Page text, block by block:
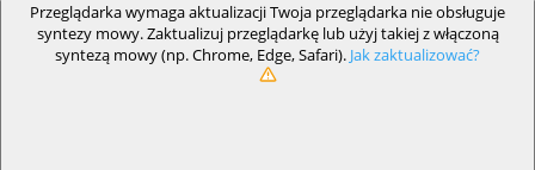
Przeglądarka wymaga aktualizacjiTwoja przeglądarka nie obsługuje
syntezy mowy. Zaktualizuj przeglądarkę lub użyj takiej z włączoną
syntezą mowy (np. Chrome, Edge, Safari). Jak zaktualizować?